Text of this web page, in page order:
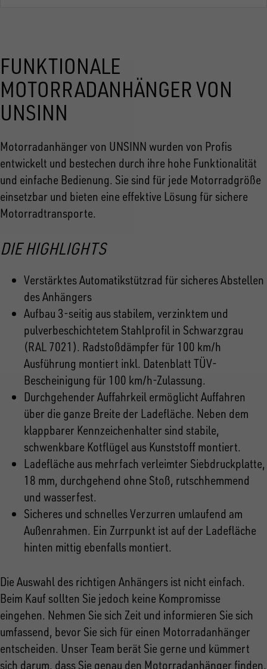
FUNKTIONALE
MOTORRADANHÄNGER VON
UNSINN
Motorradanhänger von UNSINN wurden von Profis
entwickelt und bestechen durch ihre hohe Funktionalität
und einfache Bedienung. Sie sind für jede Motorradgröße
einsetzbar und bieten eine effektive Lösung für sichere
Motorradtransporte.
DIE HIGHLIGHTS
Verstärktes Automatikstützrad für sicheres Abstellen
des Anhängers
Aufbau 3-seitig aus stabilem, verzinktem und
pulverbeschichtetem Stahlprofil in Schwarzgrau
(RAL 7021). Radstoßdämpfer für 100 km/h
Ausführung montiert inkl. Datenblatt TÜV-
Bescheinigung für 100 km/h-Zulassung.
Durchgehender Auffahrkeil ermöglicht Auffahren
über die ganze Breite der Ladefläche. Neben dem
klappbarer Kennzeichenhalter sind stabile,
schwenkbare Kotflügel aus Kunststoff montiert.
Ladefläche aus mehrfach verleimter Siebdruckplatte,
18 mm, durchgehend ohne Stoß, rutschhemmend
und wasserfest.
Sicheres und schnelles Verzurren umlaufend am
Außenrahmen. Ein Zurrpunkt ist auf der Ladefläche
hinten mittig ebenfalls montiert.
Die Auswahl des richtigen Anhängers ist nicht einfach.
Beim Kauf sollten Sie jedoch keine Kompromisse
eingehen. Nehmen Sie sich Zeit und informieren Sie sich
umfassend, bevor Sie sich für einen Motorradanhänger
entscheiden. Unser Team berät Sie gerne und kümmert
sich darum, dass Sie genau den Motorradanhänger finden,